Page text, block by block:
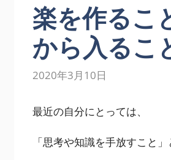
楽を作るこ
から入るこ
2020年3月10日
最近の自分にとっては、
「思考や知識を手放すこと」